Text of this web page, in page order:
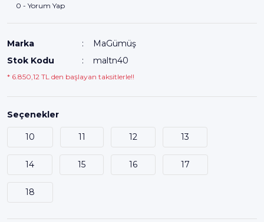
0 - Yorum Yap
Marka
MaGümüş
Stok Kodu
maltn40
* 6.850,12 TL den başlayan taksitlerle!!
Seçenekler
10 11 12 13
14 15 16 17
18